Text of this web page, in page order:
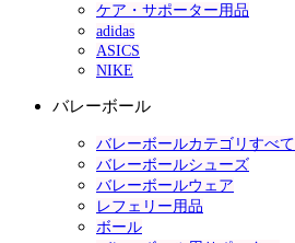
ケア・サポーター用品
adidas
ASICS
NIKE
バレーボール
バレーボールカテゴリすべて
バレーボールシューズ
バレーボールウェア
レフェリー用品
ボール